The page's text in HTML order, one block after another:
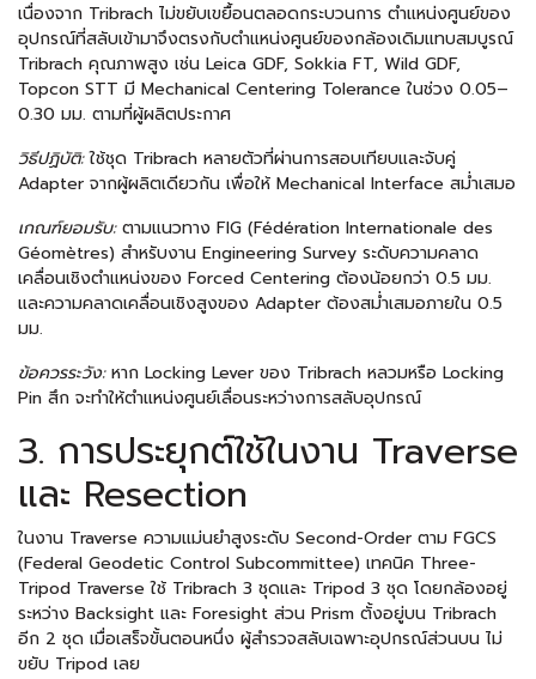
เนื่องจาก Tribrach ไม่ขยับเขยื้อนตลอดกระบวนการ ตำแหน่งศูนย์ของ
อุปกรณ์ที่สลับเข้ามาจึงตรงกับตำแหน่งศูนย์ของกล้องเดิมแทบสมบูรณ์
Tribrach คุณภาพสูง เช่น Leica GDF, Sokkia FT, Wild GDF,
Topcon STT มี Mechanical Centering Tolerance ในช่วง 0.05–
0.30 มม. ตามที่ผู้ผลิตประกาศ
วิธีปฏิบัติ:ใช้ชุด Tribrach หลายตัวที่ผ่านการสอบเทียบและจับคู่
Adapter จากผู้ผลิตเดียวกัน เพื่อให้ Mechanical Interface สม่ำเสมอ
เกณฑ์ยอมรับ:ตามแนวทาง FIG (Fédération Internationale des
Géomètres) สำหรับงาน Engineering Survey ระดับความคลาด
เคลื่อนเชิงตำแหน่งของ Forced Centering ต้องน้อยกว่า 0.5 มม.
และความคลาดเคลื่อนเชิงสูงของ Adapter ต้องสม่ำเสมอภายใน 0.5
มม.
ข้อควรระวัง:หาก Locking Lever ของ Tribrach หลวมหรือ Locking
Pin สึก จะทำให้ตำแหน่งศูนย์เลื่อนระหว่างการสลับอุปกรณ์
3. การประยุกต์ใช้ในงาน Traverse
และ Resection
ในงาน Traverse ความแม่นยำสูงระดับ Second-Order ตาม FGCS
(Federal Geodetic Control Subcommittee) เทคนิค Three-
Tripod Traverse ใช้ Tribrach 3 ชุดและ Tripod 3 ชุด โดยกล้องอยู่
ระหว่าง Backsight และ Foresight ส่วน Prism ตั้งอยู่บน Tribrach
อีก 2 ชุด เมื่อเสร็จขั้นตอนหนึ่ง ผู้สำรวจสลับเฉพาะอุปกรณ์ส่วนบน ไม่
ขยับ Tripod เลย